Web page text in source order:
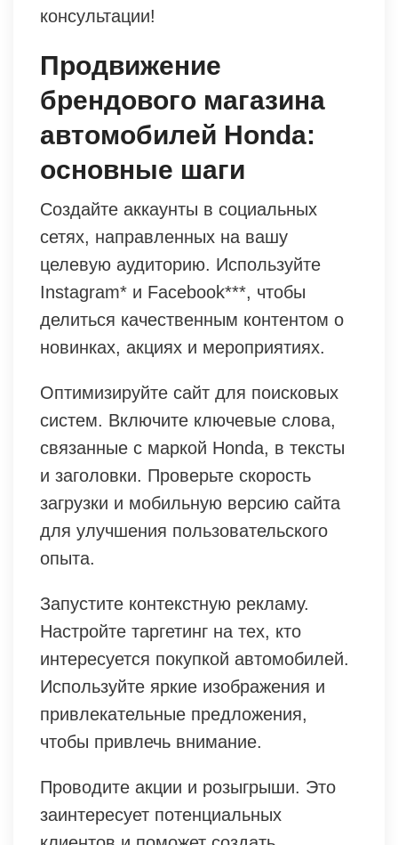
консультации!
Продвижение
брендового магазина
автомобилей Honda:
основные шаги
Создайте аккаунты в социальных
сетях, направленных на вашу
целевую аудиторию. Используйте
Instagram* и Facebook***, чтобы
делиться качественным контентом о
новинках, акциях и мероприятиях.
Оптимизируйте сайт для поисковых
систем. Включите ключевые слова,
связанные с маркой Honda, в тексты
и заголовки. Проверьте скорость
загрузки и мобильную версию сайта
для улучшения пользовательского
опыта.
Запустите контекстную рекламу.
Настройте таргетинг на тех, кто
интересуется покупкой автомобилей.
Используйте яркие изображения и
привлекательные предложения,
чтобы привлечь внимание.
Проводите акции и розыгрыши. Это
заинтересует потенциальных